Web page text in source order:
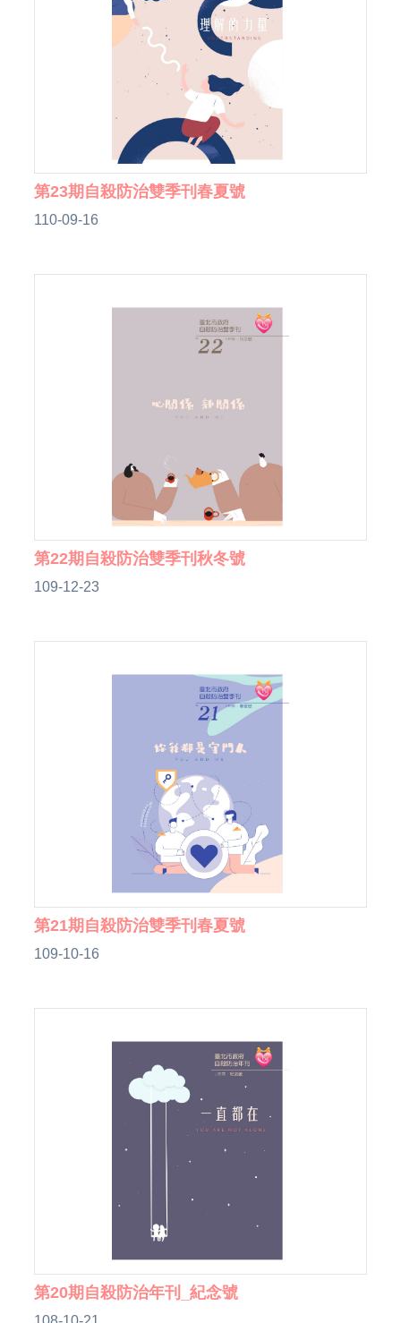
第23期自殺防治雙季刊春夏號
110-09-16
第22期自殺防治雙季刊秋冬號
109-12-23
第21期自殺防治雙季刊春夏號
109-10-16
第20期自殺防治年刊_紀念號